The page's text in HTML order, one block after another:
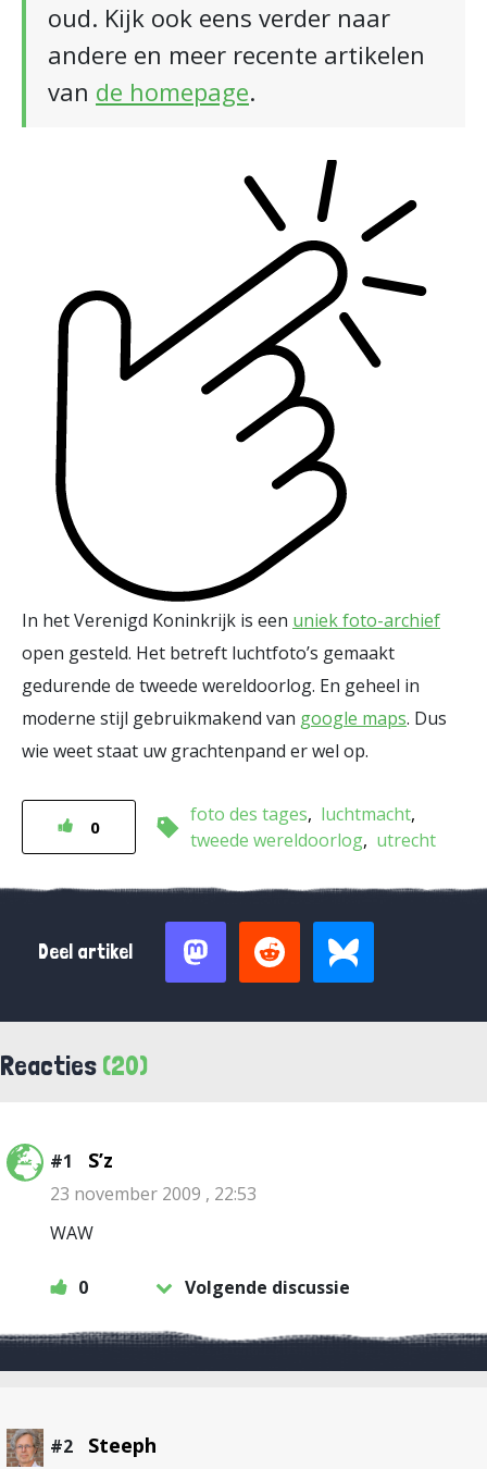
oud. Kijk ook eens verder naar
andere en meer recente artikelen
van de homepage.
In het Verenigd Koninkrijk is een uniek foto-archief
open gesteld. Het betreft luchtfoto’s gemaakt
gedurende de tweede wereldoorlog. En geheel in
moderne stijl gebruikmakend van google maps. Dus
wie weet staat uw grachtenpand er wel op.
0
foto des tages
luchtmacht
tweede wereldoorlog utrecht
Deel artikel
Reacties (20)
#1 S’z
23 november 2009 , 22:53
WAW
0 Volgende discussie
#2 Steeph